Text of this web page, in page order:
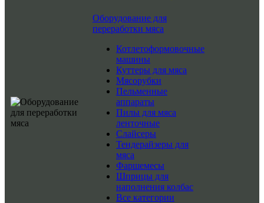
Оборудование для
переработки мяса
Котлетоформовочные
машины
Куттеры для мяса
Мясорубки
Пельменные
аппараты
Пилы для мяса
ленточные
Слайсеры
Тендерайзеры для
мяса
Фаршемесы
Шприцы для
наполнения колбас
Все категории